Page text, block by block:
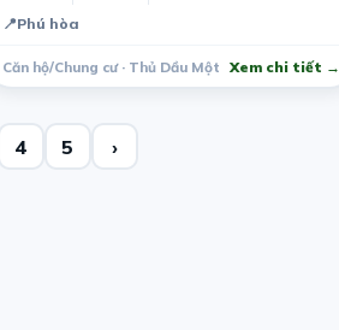
📍Phú hòa
Căn hộ/Chung cư · Thủ Dầu Một Xem chi tiết →
4 5 ›